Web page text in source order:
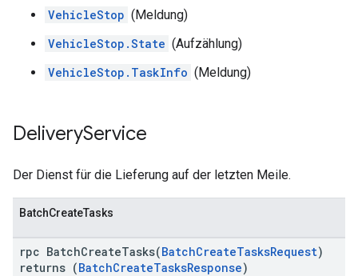
VehicleStop (Meldung)
VehicleStop.State (Aufzählung)
VehicleStop.TaskInfo (Meldung)
DeliveryService
Der Dienst für die Lieferung auf der letzten Meile.
BatchCreateTasks
rpc BatchCreateTasks(BatchCreateTasksRequest)
returns (BatchCreateTasksResponse)